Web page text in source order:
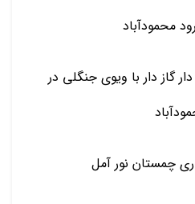
محمودآباد
گاز دار با ویوی جنگلی در
چمستان نور آمل